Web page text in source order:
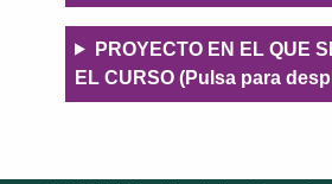
Proyecto
marco
PROYECTO EN EL QUE
EL CURSO (Pulsa para